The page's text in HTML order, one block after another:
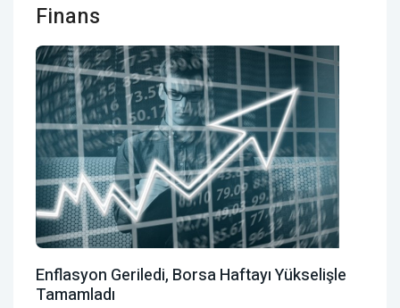
Finans
Enflasyon Geriledi, Borsa Haftayı Yükselişle
Tamamladı